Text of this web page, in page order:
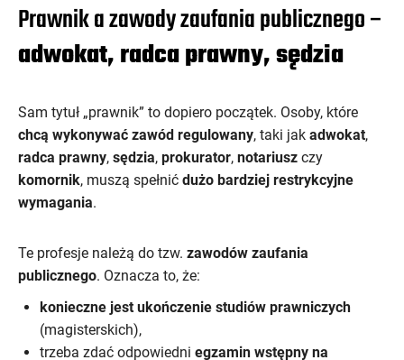
Prawnik a zawody zaufania publicznego –
adwokat, radca prawny, sędzia
Sam tytuł „prawnik” to dopiero początek. Osoby, które
chcą wykonywać zawód regulowany, taki jak adwokat,
radca prawny, sędzia, prokurator, notariusz czy
komornik, muszą spełnić dużo bardziej restrykcyjne
wymagania.
Te profesje należą do tzw. zawodów zaufania
publicznego. Oznacza to, że:
konieczne jest ukończenie studiów prawniczych
(magisterskich),
trzeba zdać odpowiedni egzamin wstępny na